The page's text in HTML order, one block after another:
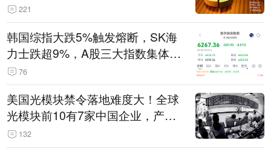
221
韩国综指大跌5%触发熔断，SK海
力士跌超9%，A股三大指数集体低
开 76
美国光模块禁令落地难度大！全球
光模块前10有7家中国企业，产业
界人士：想“脱钩”并不容易
132